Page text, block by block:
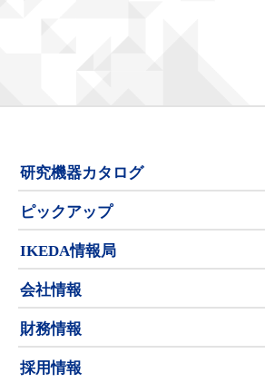
研究機器カタログ
ピックアップ
IKEDA情報局
会社情報
財務情報
採用情報